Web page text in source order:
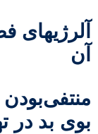
آلرژیهای
آن
بوی بد در